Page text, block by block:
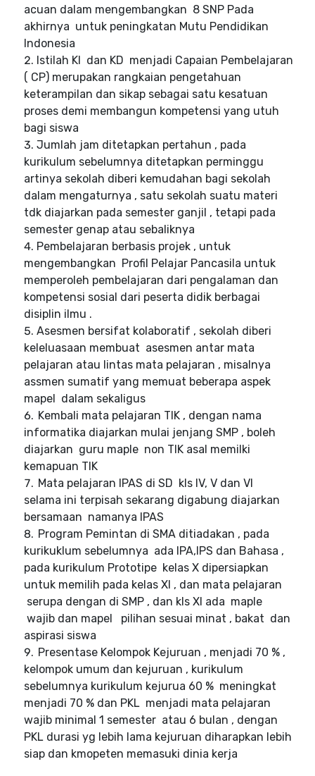
acuan dalam mengembangkan 8 SNP Pada
akhirnya untuk peningkatan Mutu Pendidikan
Indonesia
Istilah KI dan KD menjadi Capaian Pembelajaran
( CP) merupakan rangkaian pengetahuan
keterampilan dan sikap sebagai satu kesatuan
proses demi membangun kompetensi yang utuh
bagi siswa
Jumlah jam ditetapkan pertahun , pada
kurikulum sebelumnya ditetapkan perminggu
artinya sekolah diberi kemudahan bagi sekolah
dalam mengaturnya , satu sekolah suatu materi
tdk diajarkan pada semester ganjil , tetapi pada
semester genap atau sebaliknya
Pembelajaran berbasis projek , untuk
mengembangkan Profil Pelajar Pancasila untuk
memperoleh pembelajaran dari pengalaman dan
kompetensi sosial dari peserta didik berbagai
disiplin ilmu .
Asesmen bersifat kolaboratif , sekolah diberi
keleluasaan membuat asesmen antar mata
pelajaran atau lintas mata pelajaran , misalnya
assmen sumatif yang memuat beberapa aspek
mapel dalam sekaligus
Kembali mata pelajaran TIK , dengan nama
informatika diajarkan mulai jenjang SMP , boleh
diajarkan guru maple non TIK asal memilki
kemapuan TIK
Mata pelajaran IPAS di SD kls IV, V dan VI
selama ini terpisah sekarang digabung diajarkan
bersamaan namanya IPAS
Program Pemintan di SMA ditiadakan , pada
kurikuklum sebelumnya ada IPA,IPS dan Bahasa ,
pada kurikulum Prototipe kelas X dipersiapkan
untuk memilih pada kelas XI , dan mata pelajaran
serupa dengan di SMP , dan kls XI ada maple
wajib dan mapel
pilihan sesuai minat , bakat dan
aspirasi siswa
Presentase Kelompok Kejuruan , menjadi 70 % ,
kelompok umum dan kejuruan , kurikulum
sebelumnya kurikulum kejurua 60 % meningkat
menjadi 70 % dan PKL menjadi mata pelajaran
wajib minimal 1 semester atau 6 bulan , dengan
PKL durasi yg lebih lama kejuruan diharapkan lebih
siap dan kmopeten memasuki dinia kerja